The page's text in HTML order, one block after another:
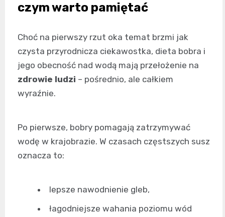
czym warto pamiętać
Choć na pierwszy rzut oka temat brzmi jak
czysta przyrodnicza ciekawostka, dieta bobra i
jego obecność nad wodą mają przełożenie na
zdrowie ludzi – pośrednio, ale całkiem
wyraźnie.
Po pierwsze, bobry pomagają zatrzymywać
wodę w krajobrazie. W czasach częstszych susz
oznacza to:
lepsze nawodnienie gleb,
łagodniejsze wahania poziomu wód